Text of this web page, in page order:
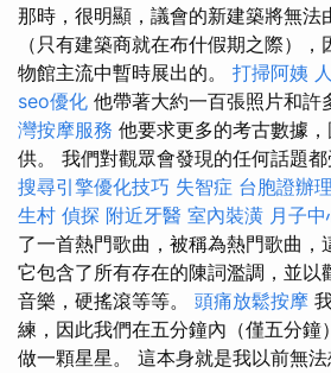
那時，很明顯，議會的新建築將無法
（只有建築商就在布什假期之際）
物館主流中暫時展出的。 打掃阿姨
seo優化 他帶著大約一百張照片和許
灣按摩服務 他要求更多的考古數據
供。 我們對觀眾會發現的任何話題都
搜尋引擎優化技巧 失智症 台胞證辦理
生村 偵探 附近牙醫 室內裝潢 月子
了一首熱門歌曲，被稱為熱門歌曲
它包含了所有存在的陳詞濫調，並以
音樂，硬搖滾等等。 頭痛放鬆按摩
練，因此我們在五分鐘內（僅五分鐘
做一顆星星。 這本身就是我以前無